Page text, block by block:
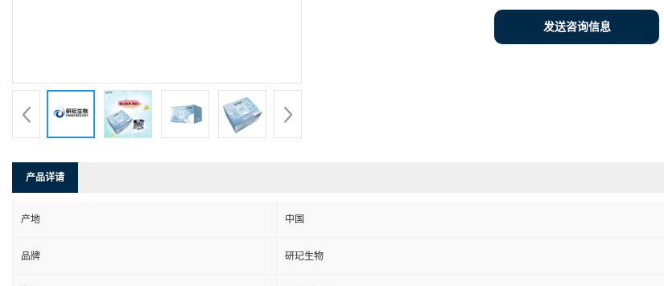
发送咨询信息
产品详请
产地 中国
品牌 研玘生物